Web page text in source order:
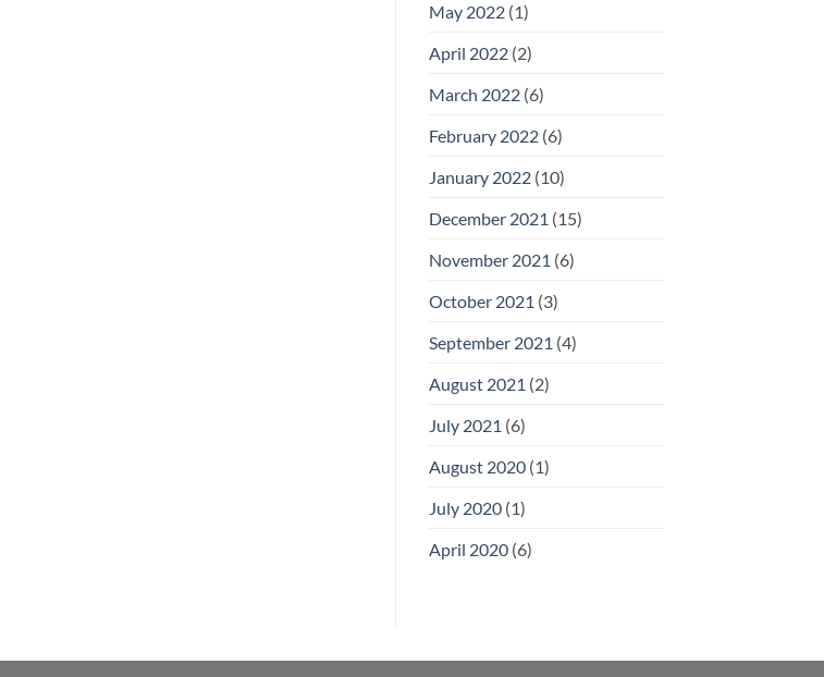
May 2022(1)
April 2022(2)
March 2022(6)
February 2022(6)
January 2022(10)
December 2021 (15)
November 2021 (6)
October 2021 (3)
September 2021 (4)
August 2021 (2)
July 2021 (6)
August 2020(1)
July 2020(1)
April 2020(6)